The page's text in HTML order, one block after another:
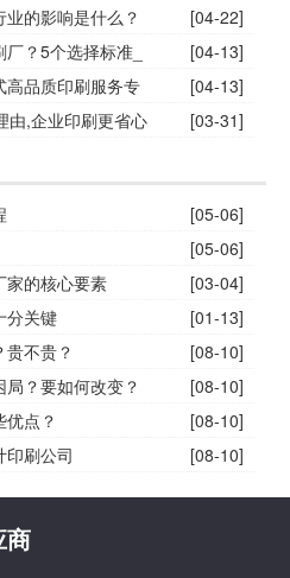
的影响是什么？
[04-22]
？5个选择标准_
[04-13]
高品质印刷服务专
[04-13]
由,企业印刷更省心
[03-31]
[05-06]
[05-06]
家的核心要素
[03-04]
分关键
[01-13]
不贵？
[08-10]
？要如何改变？
[08-10]
点？
[08-10]
印刷公司
[08-10]
商